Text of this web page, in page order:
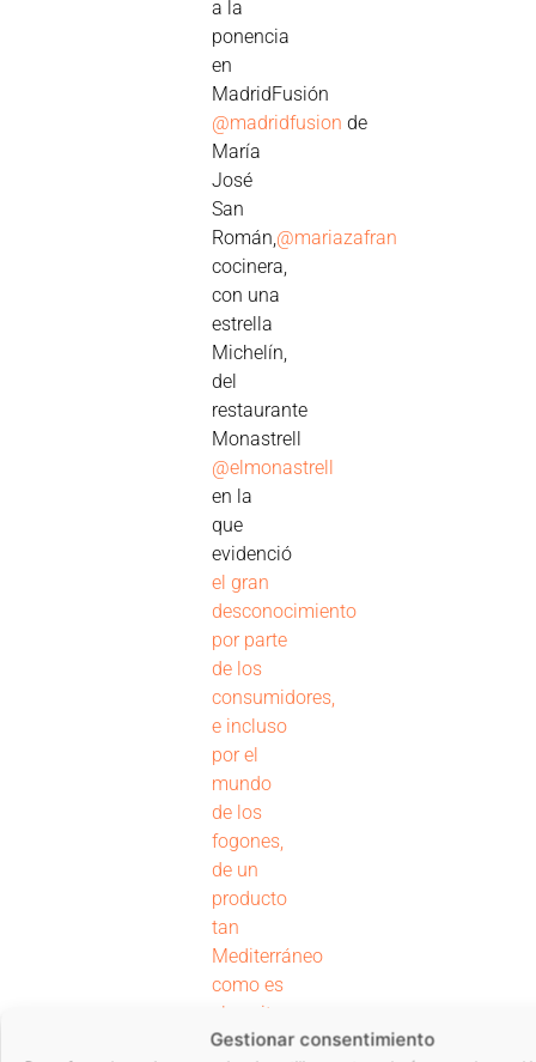
Gestionar consentimiento
a la
ponencia
en
MadridFusión
@madridfusion de
María
José
San
Román, @mariazafran
cocinera,
con una
estrella
Michelín,
del
restaurante
Monastrell
@elmonastrell
en la
que
evidenció
el gran
desconocimiento
por parte
de los
consumidores,
e incluso
por el
mundo
de los
fogones,
de un
producto
tan
Mediterráneo
como es
el aceite
de oliva